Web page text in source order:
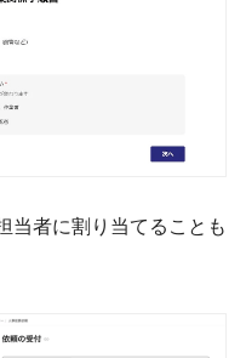
当者に割り当てることも